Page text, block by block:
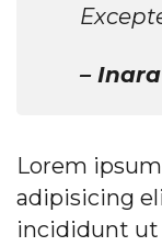
–
Lorem
adipisicing
incididunt ut